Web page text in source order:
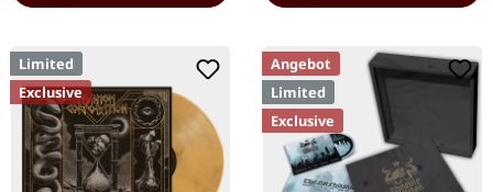
Limited
Exclusive
Angebot
Limited
Exclusive